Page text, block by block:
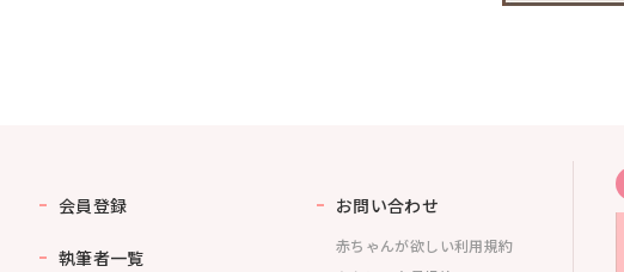
会員登録
執筆者一覧
お問い合わせ
赤ちゃんが欲しい利用規約